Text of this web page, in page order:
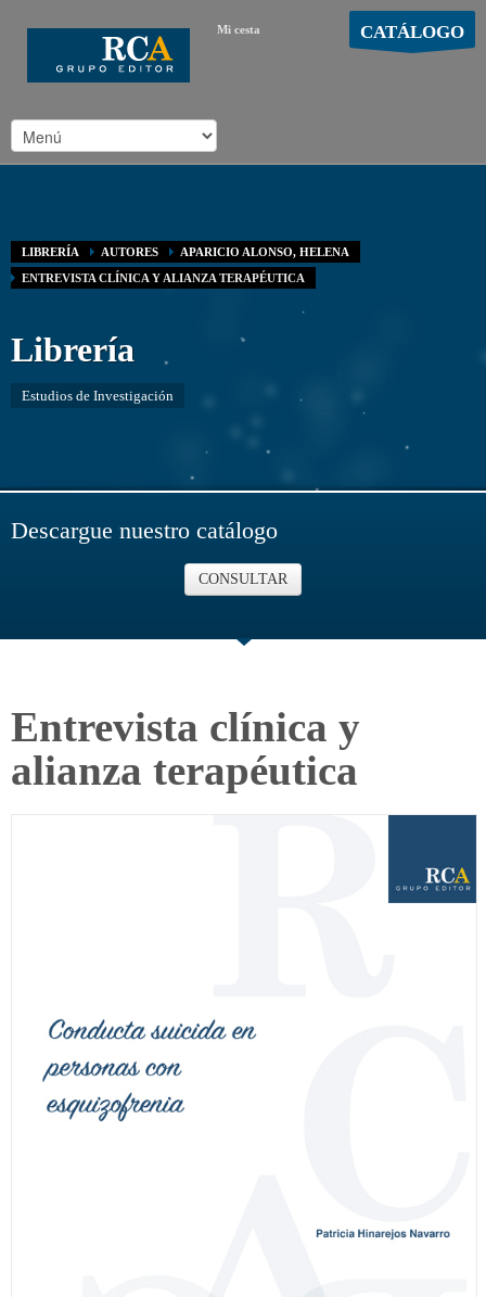
Mi cesta CATÁLOGO
LIBRERÍA AUTORES
APARICIO ALONSO, HELENA
ENTREVISTA CLÍNICA Y ALIANZA TERAPÉUTICA
Librería
Estudios de Investigación
Descargue nuestro catálogo
CONSULTAR
Entrevista clínica y
alianza terapéutica